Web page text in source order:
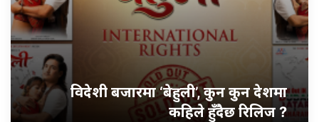
विदेशी बजारमा ‘बेहुली’, कुन कुन देशमा
कहिले हुँदैछ रिलिज ?